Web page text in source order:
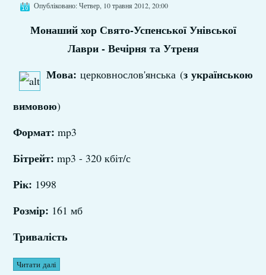
Опубліковано: Четвер, 10 травня 2012, 20:00
Монаший хор Свято-Успенської Унівської
Лаври - Вечірня та Утреня
Мова: церковнослов'янська (з українською
вимовою)
Формат:mp3
Бітрейт: mp3 - 320 кбіт/с
Рік: 1998
Розмір: 161 мб
Тривалість
Читати далі